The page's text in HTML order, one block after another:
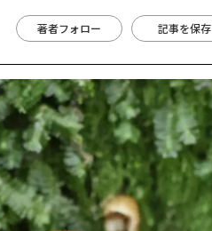
著者フォロー 記事を保存